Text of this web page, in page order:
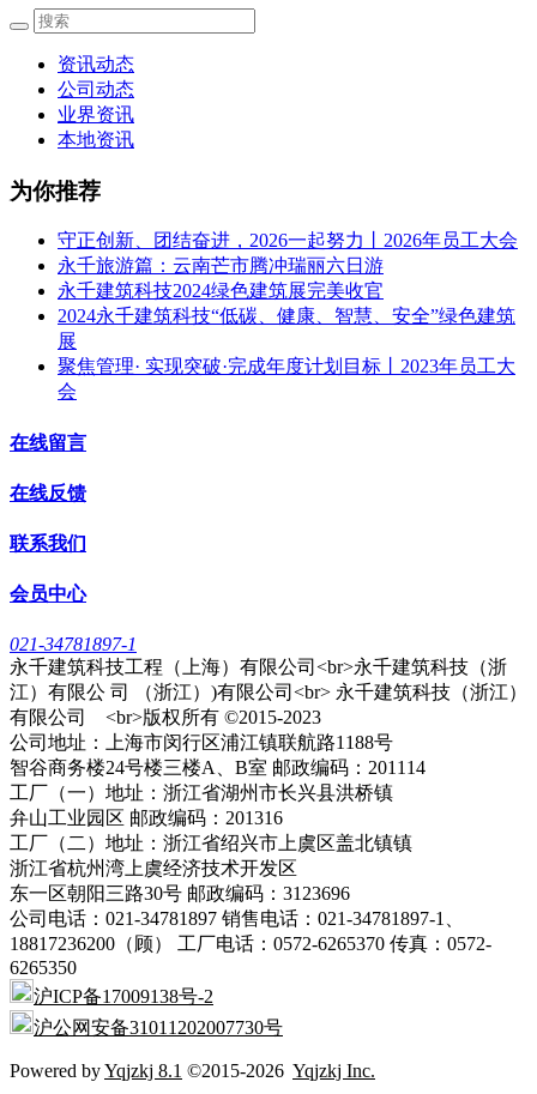
资讯动态
公司动态
业界资讯
本地资讯
为你推荐
守正创新、团结奋进，2026一起努力丨2026年员工大会
永千旅游篇：云南芒市腾冲瑞丽六日游
永千建筑科技2024绿色建筑展完美收官
2024永千建筑科技“低碳、健康、智慧、安全”绿色建筑
展
聚焦管理· 实现突破·完成年度计划目标丨2023年员工大
会
在线留言
在线反馈
联系我们
会员中心
021-34781897-1
永千建筑科技工程（上海）有限公司<br>永千建筑科技（浙
江）有限公 司 （浙江）)有限公司<br> 永千建筑科技（浙江）
有限公司 <br>版权所有 ©2015-2023
公司地址：上海市闵行区浦江镇联航路1188号
智谷商务楼24号楼三楼A、B室 邮政编码：201114
工厂（一）地址：浙江省湖州市长兴县洪桥镇
弁山工业园区 邮政编码：201316
工厂（二）地址：浙江省绍兴市上虞区盖北镇镇
浙江省杭州湾上虞经济技术开发区
东一区朝阳三路30号 邮政编码：3123696
公司电话：021-34781897 销售电话：021-34781897-1、
18817236200（顾） 工厂电话：0572-6265370 传真：0572-
6265350
沪ICP备17009138号-2
沪公网安备31011202007730号
Powered byYqjzkj 8.1 ©2015-2026 Yqjzkj Inc.